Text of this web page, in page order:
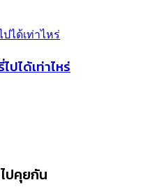
ปได้เท่าไหร่
ปคุยกัน